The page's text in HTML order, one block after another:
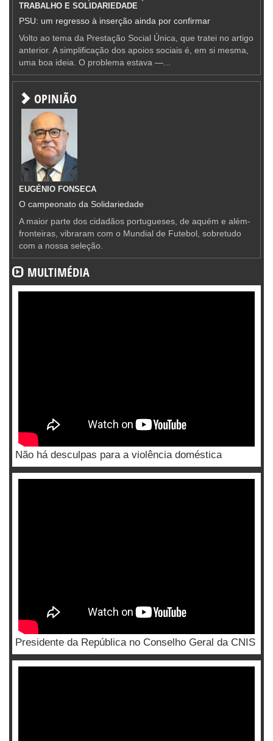
TRABALHO E SOLIDARIEDADE
PSU: um regresso à inserção ainda por confirmar
Volto ao tema da Prestação Social Única, que tratei no artigo
anterior. A simplificação dos apoios sociais é, em si mesma,
uma boa ideia. O problema estava —...
OPINIÃO
EUGÉNIO FONSECA
O campeonato da Solidariedade
A maior parte dos cidadãos portugueses, de aquém e além-
fronteiras, vibraram com o Mundial de Futebol, sobretudo
com a nossa seleção.
MULTIMÉDIA
Não há desculpas para a violência doméstica
Presidente da República no Conselho Geral da CNIS